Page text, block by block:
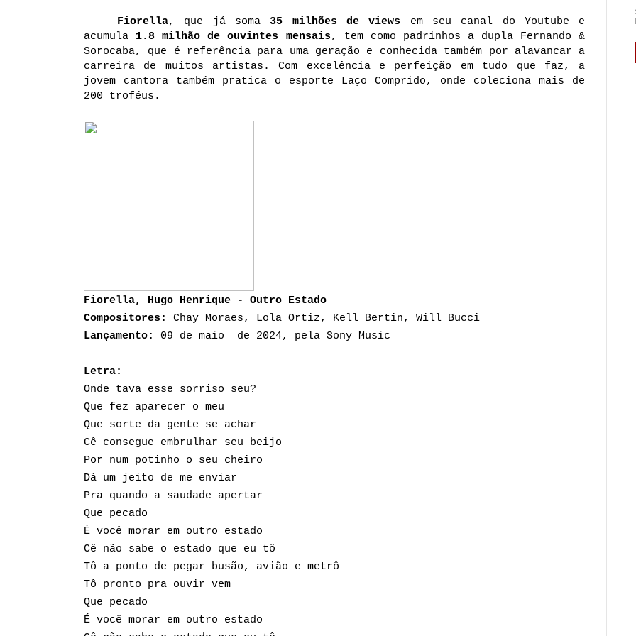
Fiorella, que já soma35 milhões de views em seu canal do Youtube e
acumula 1.8 milhão de ouvintes mensais, tem como padrinhos a dupla Fernando &
Sorocaba, que é referência para uma geração e conhecida também por alavancar a
carreira de muitos artistas. Com excelência e perfeição em tudo que faz, a
jovem cantora também pratica o esporte Laço Comprido, onde coleciona mais de
200 troféus.
Fiorella, Hugo Henrique - Outro Estado
Compositores:
Chay Moraes, Lola Ortiz, Kell Bertin, Will Bucci
Lançamento:
09 de maio de 2024, pela Sony Music
Letra:
Onde tava esse sorriso seu?
Que fez aparecer o meu
Que sorte da gente se achar
Cê consegue embrulhar seu beijo
Por num potinho o seu cheiro
Dá um jeito de me enviar
Pra quando a saudade apertar
Que pecado
É você morar em outro estado
Cê não sabe o estado que eu tô
Tô a ponto de pegar busão, avião e metrô
Tô pronto pra ouvir vem
Que pecado
É você morar em outro estado